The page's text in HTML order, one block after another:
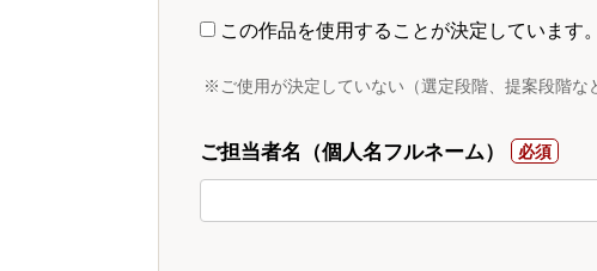
この作品を使用することが決定しています。
※ご使用が決定していない（選定段階、提案段階な
ご担当者名（個人名フルネーム）